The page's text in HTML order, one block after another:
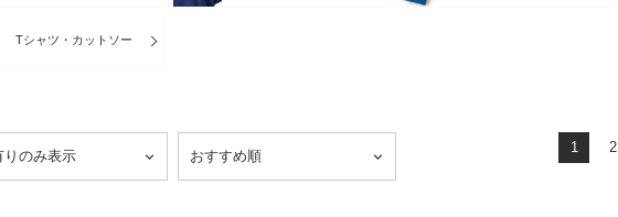
Tシャツ・カットソー
1 2